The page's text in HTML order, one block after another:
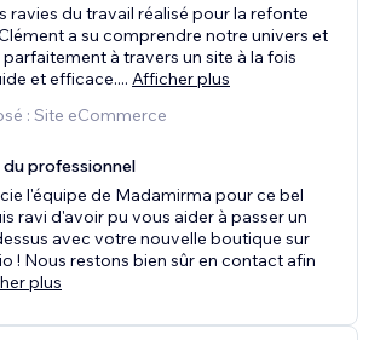
ravies du travail réalisé pour la refonte
a su comprendre notre univers et
à travers un site à la fois
et efficace.... Afficher plus
: Site eCommerce
du professionnel
l'équipe de Madamirma pour ce bel
ravi d'avoir pu vous aider à passer un
avec votre nouvelle boutique sur
! Nous restons bien sûr en contact afin
plus